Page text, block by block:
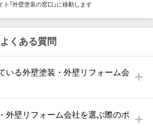
「外壁塗装の窓口」に移動します
くある質問
いる外壁塗装・外壁リフォーム会
外壁リフォーム会社を選ぶ際のポ